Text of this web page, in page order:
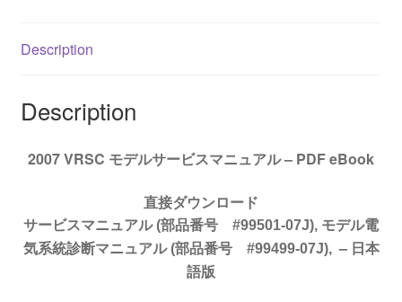
ニ
ア
ル
07J
Description
Description
2007 VRSC モデルサービスマニュアル – PDF eBook
直接ダウンロード
サービスマニュアル (部品番号 #99501-07J), モデル電
気系統診断マニュアル (部品番号 #99499-07J), – 日本
語版